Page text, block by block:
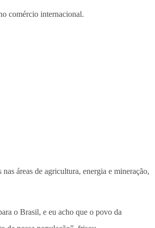
comércio internacional.
áreas de agricultura, energia e mineração,
o Brasil, e eu acho que o povo da